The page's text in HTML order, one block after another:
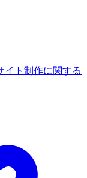
イト制作に関する